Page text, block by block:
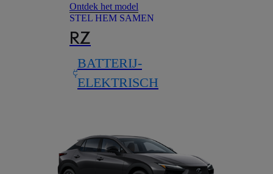
Ontdek het model
STEL HEM SAMEN
RZ
BATTERIJ-
ELEKTRISCH